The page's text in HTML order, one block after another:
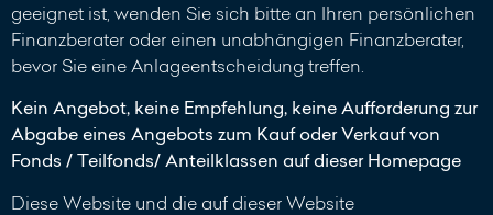
geeignet ist, wenden Sie sich bitte an Ihren persönlichen
Finanzberater oder einen unabhängigen Finanzberater,
bevor Sie eine Anlageentscheidung treffen.
Kein Angebot, keine Empfehlung, keine Aufforderung zur
Abgabe eines Angebots zum Kauf oder Verkauf von
Fonds / Teilfonds/ Anteilklassen auf dieser Homepage
Diese Website und die auf dieser Website